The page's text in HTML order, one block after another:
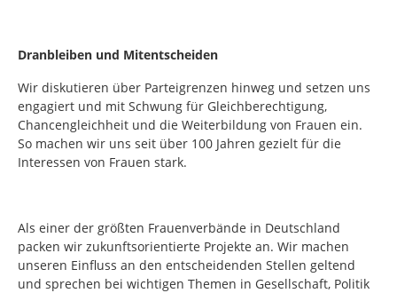
Dranbleiben und Mitentscheiden
Wir diskutieren über Parteigrenzen hinweg und setzen uns
engagiert und mit Schwung für Gleichberechtigung,
Chancengleichheit und die Weiterbildung von Frauen ein.
So machen wir uns seit über 100 Jahren gezielt für die
Interessen von Frauen stark.
Als einer der größten Frauenverbände in Deutschland
packen wir zukunftsorientierte Projekte an. Wir machen
unseren Einfluss an den entscheidenden Stellen geltend
und sprechen bei wichtigen Themen in Gesellschaft, Politik